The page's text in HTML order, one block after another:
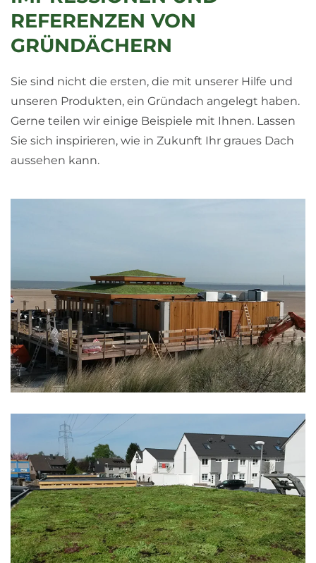
REFERENZEN VON
GRÜNDÄCHERN
Sie sind nicht die ersten, die mit unserer Hilfe und
unseren Produkten, ein Gründach angelegt haben.
Gerne teilen wir einige Beispiele mit Ihnen. Lassen
Sie sich inspirieren, wie in Zukunft Ihr graues Dach
aussehen kann.